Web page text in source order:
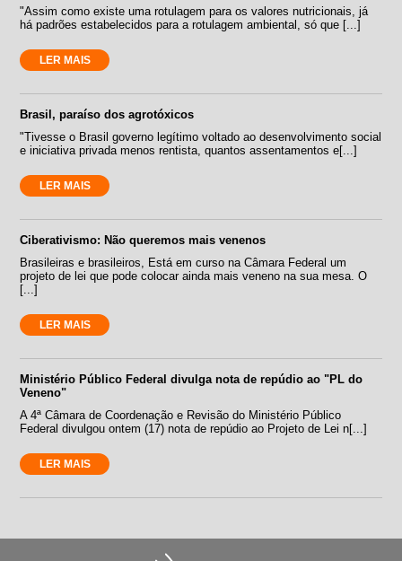
"Assim como existe uma rotulagem para os valores nutricionais, já
há padrões estabelecidos para a rotulagem ambiental, só que [...]
LER MAIS
Brasil, paraíso dos agrotóxicos
"Tivesse o Brasil governo legítimo voltado ao desenvolvimento social
e iniciativa privada menos rentista, quantos assentamentos e[...]
LER MAIS
Ciberativismo: Não queremos mais venenos
Brasileiras e brasileiros, Está em curso na Câmara Federal um
projeto de lei que pode colocar ainda mais veneno na sua mesa. O
[...]
LER MAIS
Ministério Público Federal divulga nota de repúdio ao "PL do
Veneno"
A 4ª Câmara de Coordenação e Revisão do Ministério Público
Federal divulgou ontem (17) nota de repúdio ao Projeto de Lei n[...]
LER MAIS